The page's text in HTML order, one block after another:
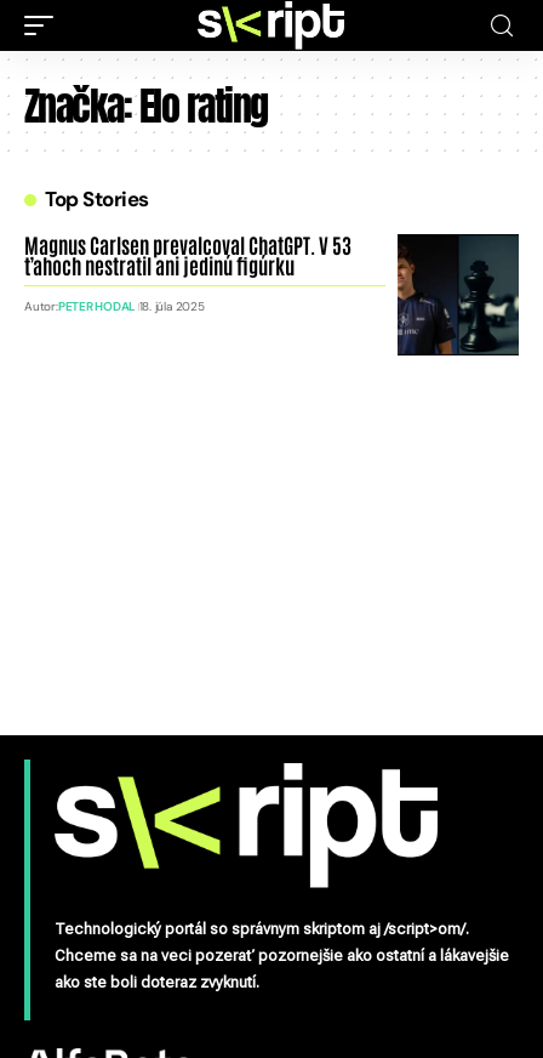
Značka:Elo rating
Top Stories
Magnus Carlsen prevalcoval ChatGPT. V 53
ťahoch nestratil ani jedinú figúrku
Autor:PETER HODAL 18. júla 2025
Technologický portál so správnym skriptom aj /script>om/.
Chceme sa na veci pozerať pozornejšie ako ostatní a lákavejšie
ako ste boli doteraz zvyknutí.